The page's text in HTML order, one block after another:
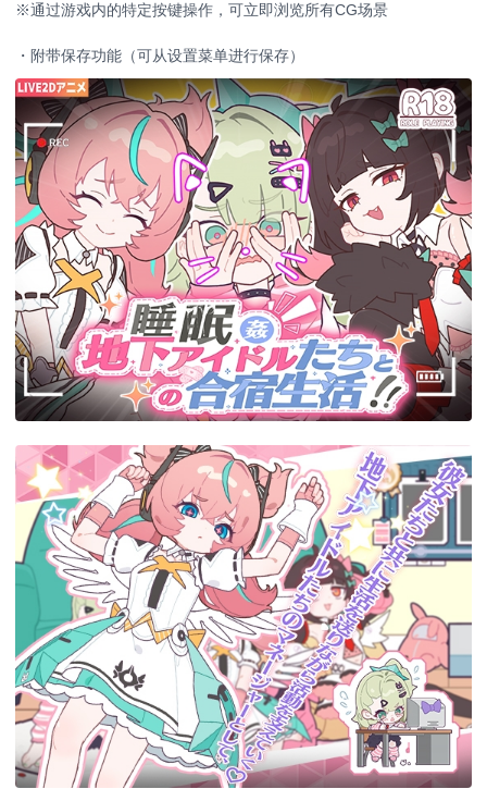
※通过游戏内的特定按键操作，可立即浏览所有CG场景
・附带保存功能（可从设置菜单进行保存）